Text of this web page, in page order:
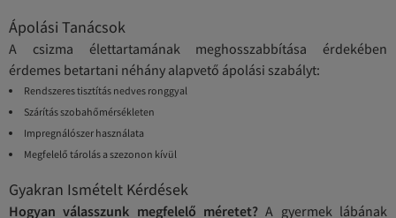
Ápolási Tanácsok
A csizma élettartamának meghosszabbítása érdekében
érdemes betartani néhány alapvető ápolási szabályt:
Rendszeres tisztítás nedves ronggyal
Szárítás szobahőmérsékleten
Impregnálószer használata
Megfelelő tárolás a szezonon kívül
Gyakran Ismételt Kérdések
Hogyan válasszunk megfelelő méretet? A gyermek lábának